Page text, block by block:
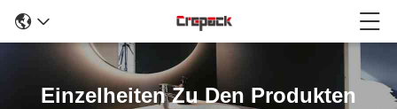
Einzelheiten Zu Den Produkten